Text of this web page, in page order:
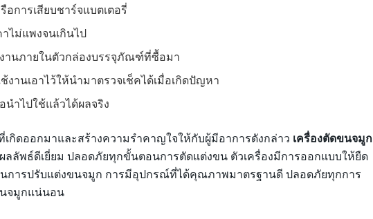
การเสียบชาร์จแบตเตอรี่
ไม่แพงจนเกินไป
านภายในตัวกล่องบรรจุภัณฑ์ที่ซื้อมา
งานเอาไว้ให้นำมาตรวจเช็คได้เมื่อเกิดปัญหา
ำไปใช้แล้วได้ผลจริง
กิดออกมาและสร้างความรำคาญใจให้กับผู้มีอาการดังกล่าว เครื่องตัดขนจมูก
ลลัพธ์ดีเยี่ยม ปลอดภัยทุกขั้นตอนการตัดแต่งขน ตัวเครื่องมีการออกแบบให้ยืด
นการปรับแต่งขนจมูก การมีอุปกรณ์ที่ได้คุณภาพมาตรฐานดี ปลอดภัยทุกการ
นจมูกแน่นอน